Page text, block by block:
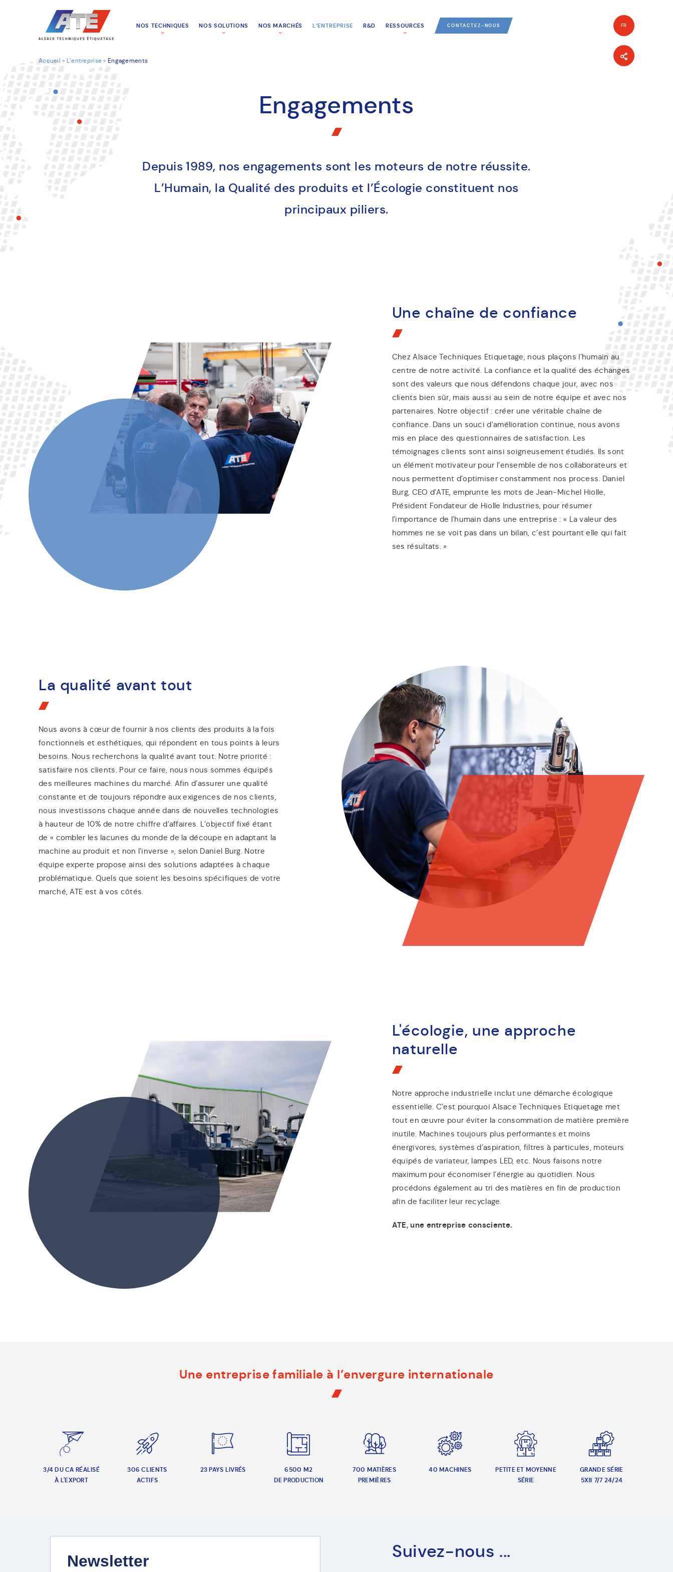
NOS TECHNIQUES NOS SOLUTIONS NOS MARCHÉS L’ENTREPRISE R&D RESSOURCES CONTACTEZ-NOUS FR
Accueil » L’entreprise »Engagements
Engagements
Depuis 1989, nos engagements sont les moteurs de notre réussite.
L’Humain, la Qualité des produits et l’Écologie constituent nos
principaux piliers.
Une chaîne de confiance
Chez Alsace Techniques Etiquetage, nous plaçons l’humain au
centre de notre activité. La confiance et la qualité des échanges
sont des valeurs que nous défendons chaque jour, avec nos
clients bien sûr, mais aussi au sein de notre équipe et avec nos
partenaires. Notre objectif : créer une véritable chaîne de
confiance. Dans un souci d’amélioration continue, nous avons
mis en place des questionnaires de satisfaction. Les
témoignages clients sont ainsi soigneusement étudiés. Ils sont
un élément motivateur pour l’ensemble de nos collaborateurs et
nous permettent d’optimiser constamment nos process. Daniel
Burg, CEO d’ATE, emprunte les mots de Jean-Michel Hiolle,
Président Fondateur de Hiolle Industries, pour résumer
l’importance de l’humain dans une entreprise : « La valeur des
hommes ne se voit pas dans un bilan, c’est pourtant elle qui fait
ses résultats. »
La qualité avant tout
Nous avons à cœur de fournir à nos clients des produits à la fois
fonctionnels et esthétiques, qui répondent en tous points à leurs
besoins. Nous recherchons la qualité avant tout. Notre priorité :
satisfaire nos clients. Pour ce faire, nous nous sommes équipés
des meilleures machines du marché. Afin d’assurer une qualité
constante et de toujours répondre aux exigences de nos clients,
nous investissons chaque année dans de nouvelles technologies
à hauteur de 10% de notre chiffre d’affaires. L’objectif fixé étant
de « combler les lacunes du monde de la découpe en adaptant la
machine au produit et non l’inverse », selon Daniel Burg. Notre
équipe experte propose ainsi des solutions adaptées à chaque
problématique. Quels que soient les besoins spécifiques de votre
marché, ATE est à vos côtés.
L'écologie, une approche
naturelle
Notre approche industrielle inclut une démarche écologique
essentielle. C’est pourquoi Alsace Techniques Etiquetage met
tout en œuvre pour éviter la consommation de matière première
inutile. Machines toujours plus performantes et moins
énergivores, systèmes d’aspiration, filtres à particules, moteurs
équipés de variateur, lampes LED, etc. Nous faisons notre
maximum pour économiser l’énergie au quotidien. Nous
procédons également au tri des matières en fin de production
afin de faciliter leur recyclage.
ATE, une entreprise consciente.
Une entreprise familiale à l’envergure internationale
3/4 DU CA RÉALISÉ
À L'EXPORT
306 CLIENTS
ACTIFS
23 PAYS LIVRÉS
6500 M2
DE PRODUCTION
700 MATIÈRES
PREMIÈRES
40 MACHINES
PETITE ET MOYENNE
SÉRIE
GRANDE SÉRIE
5X8 7/7 24/24
Suivez-nous ...